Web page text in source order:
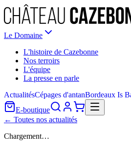
Le Domaine
L'histoire de Cazebonne
Nos terroirs
L'équipe
La presse en parle
ActualitésCépages d'antanBordeaux Is
E-boutique
← Toutes nos actualités
Chargement…